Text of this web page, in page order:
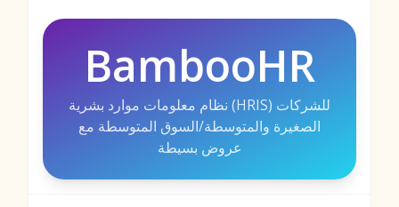
BambooHR
نظام معلومات موارد بشرية (HRIS) للشركات
الصغيرة والمتوسطة/السوق المتوسطة مع
عروض بسيطة